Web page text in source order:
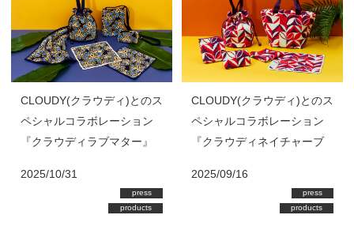
CLOUDY(クラウディ)とのス
ペシャルコラボレーション
『クラウディラブマター』
2025/10/31
press
products
CLOUDY(クラウディ)とのス
ペシャルコラボレーション
『クラウディネイチャーブ
2025/09/16
press
products